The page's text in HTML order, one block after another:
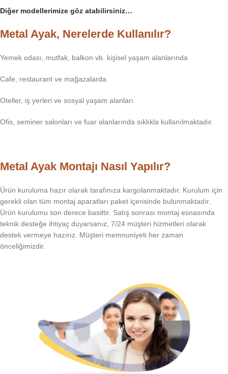
Diğer modellerimize göz atabilirsiniz…
Metal Ayak, Nerelerde Kullanılır?
Yemek odası, mutfak, balkon vb. kişisel yaşam alanlarında
Cafe, restaurant ve mağazalarda
Oteller, iş yerleri ve sosyal yaşam alanları
Ofis, seminer salonları ve fuar alanlarında sıklıkla kullanılmaktadır.
Metal Ayak Montajı Nasıl Yapılır?
Ürün kuruluma hazır olarak tarafınıza kargolanmaktadır. Kurulum için
gerekli olan tüm montaj aparatları paket içerisinde bulunmaktadır.
Ürün kurulumu son derece basittir. Satış sonrası montaj esnasında
teknik desteğe ihtiyaç duyarsanız, 7/24 müşteri hizmetleri olarak
destek vermeye hazırız. Müşteri memnuniyeti her zaman
önceliğimizdir.